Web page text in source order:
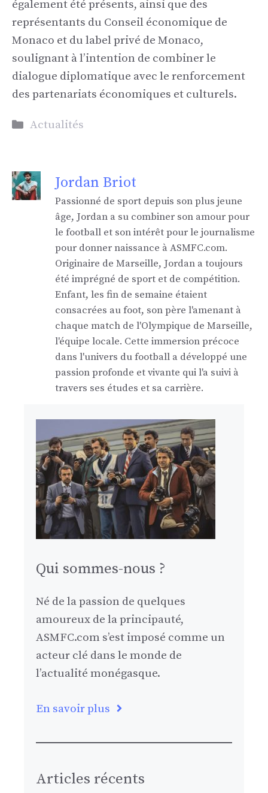
également été présents, ainsi que des
représentants du Conseil économique de
Monaco et du label privé de Monaco,
soulignant à l’intention de combiner le
dialogue diplomatique avec le renforcement
des partenariats économiques et culturels.
Catégories
Actualités
Jordan Briot
Passionné de sport depuis son plus jeune
âge, Jordan a su combiner son amour pour
le football et son intérêt pour le journalisme
pour donner naissance à ASMFC.com.
Originaire de Marseille, Jordan a toujours
été imprégné de sport et de compétition.
Enfant, les fin de semaine étaient
consacrées au foot, son père l'amenant à
chaque match de l'Olympique de Marseille,
l'équipe locale. Cette immersion précoce
dans l'univers du football a développé une
passion profonde et vivante qui l'a suivi à
travers ses études et sa carrière.
Qui sommes-nous ?
Né de la passion de quelques
amoureux de la principauté,
ASMFC.com s’est imposé comme un
acteur clé dans le monde de
l’actualité monégasque.
En savoir plus
Articles récents